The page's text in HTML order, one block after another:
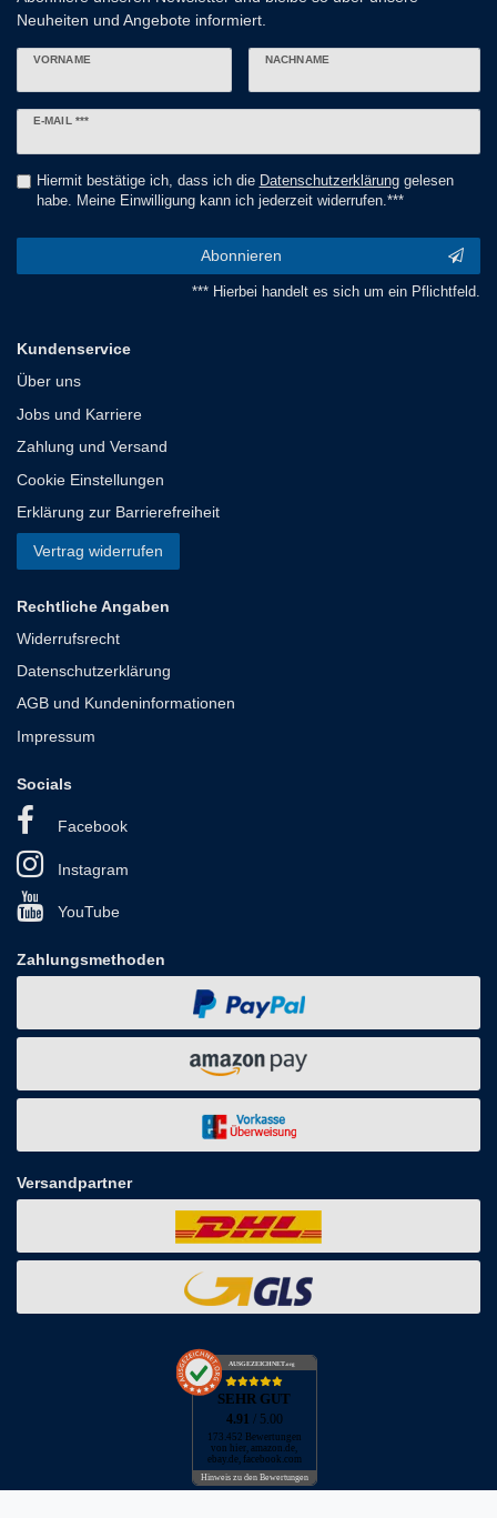
Neuheiten und Angebote informiert.
VORNAME NACHNAME
E-MAIL ***
Newsletter
Hiermit bestätige ich, dass ich die Daten­schutz­erklärunggelesen
habe. Meine Einwilligung kann ich jederzeit widerrufen.***
Abonnieren
*** Hierbei handelt es sich um ein Pflichtfeld.
Kundenservice
Über uns
Jobs und Karriere
Zahlung und Versand
Cookie Einstellungen
Erklärung zur Barrierefreiheit
Vertrag widerrufen
Rechtliche Angaben
Widerrufsrecht
Datenschutzerklärung
AGB und Kundeninformationen
Impressum
Socials
Facebook
Instagram
YouTube
Zahlungsmethoden
Versandpartner
AUSGEZEICHNET.org
SEHR GUT
4.91 / 5.00
173.452 Bewertungen
von hier, amazon.de,
ebay.de, facebook.com
Hinweis zu den Bewertungen